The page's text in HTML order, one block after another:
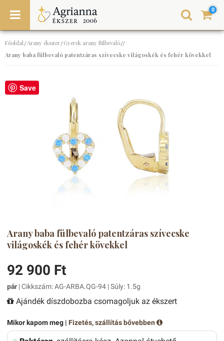
0
Főoldal/Arany ékszer/Gyerek arany fülbevaló//
Arany baba fülbevaló patentzáras szívecske világoskék és fehér kövekkel
Save
Arany baba fülbevaló patentzáras szívecske
világoskék és fehér kövekkel
92 900 Ft
pár | Cikkszám: AG-ARBA.QG-94 | Súly: 1.5g
Ajándék díszdobozba csomagoljuk az ékszert
Mikor kapom meg | Fizetés, szállítás bővebben